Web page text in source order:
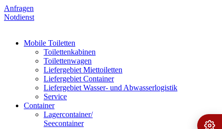
Anfragen
Notdienst
Mobile Toiletten
Toilettenkabinen
Toilettenwagen
Liefergebiet Miettoiletten
Liefergebiet Container
Liefergebiet Wasser- und Abwasserlogistik
Service
Container
Lagercontainer/
Seecontainer